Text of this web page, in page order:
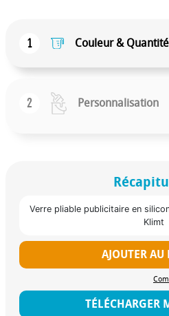
1 Couleur & Quantité
2 Personnalisation
Verre pliable publicitaire en
Klimt
AJOUTER AU
TÉLÉCHARGER